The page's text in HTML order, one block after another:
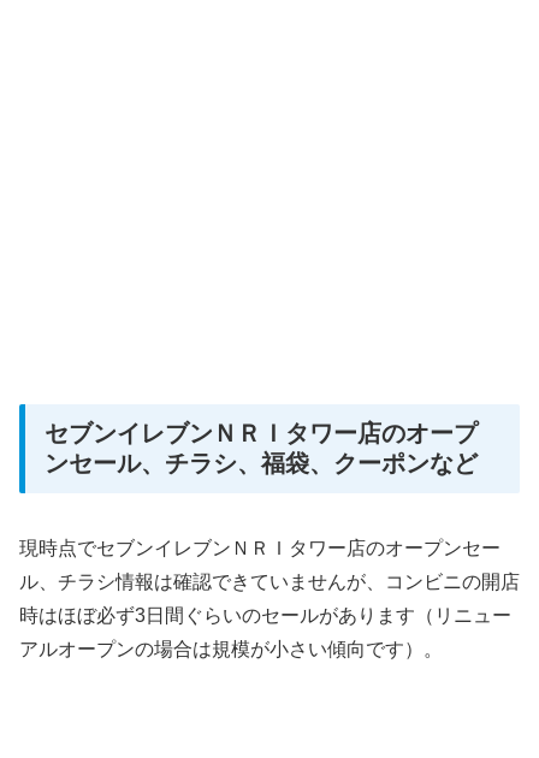
セブンイレブンＮＲＩタワー店のオープ
ンセール、チラシ、福袋、クーポンなど
現時点でセブンイレブンＮＲＩタワー店のオープンセー
ル、チラシ情報は確認できていませんが、コンビニの開店
時はほぼ必ず3日間ぐらいのセールがあります（リニュー
アルオープンの場合は規模が小さい傾向です）。